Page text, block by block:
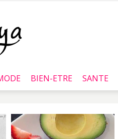
BIEN-ETRE SANTE